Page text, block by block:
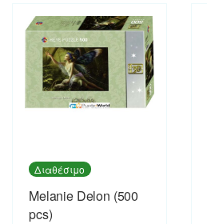
Διαθέσιμο
Melanie Delon (500
pcs)